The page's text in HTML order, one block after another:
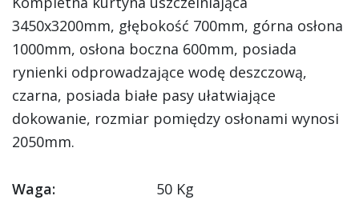
3450x3200mm, głębokość 700mm, górna osłona
1000mm, osłona boczna 600mm, posiada
rynienki odprowadzające wodę deszczową,
czarna, posiada białe pasy ułatwiające
dokowanie, rozmiar pomiędzy osłonami wynosi
2050mm.
Waga:
50 Kg